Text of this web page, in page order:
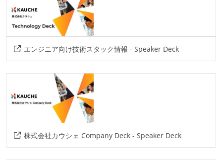
エンジニア向け技術スタック情報 - Speaker Deck
株式会社カウシェ Company Deck - Speaker Deck